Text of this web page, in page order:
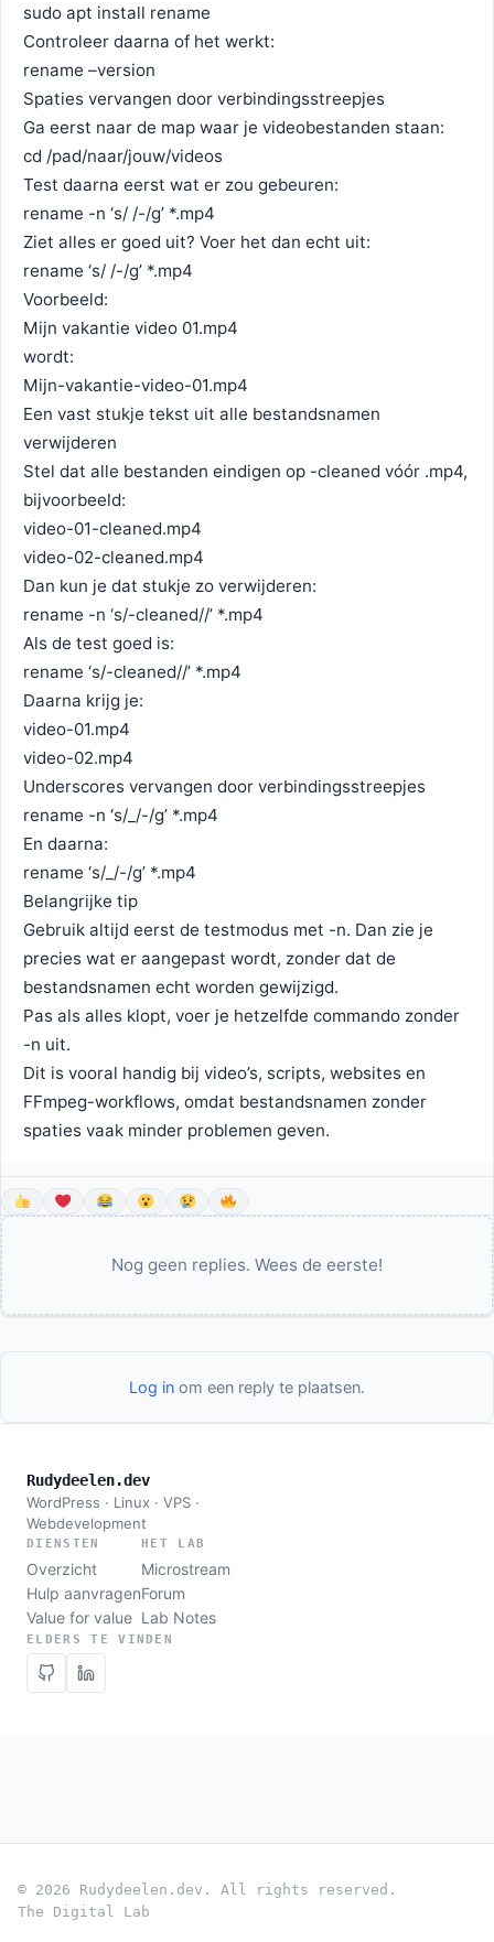
sudo apt install rename
Controleer daarna of het werkt:
rename –version
Spaties vervangen door verbindingsstreepjes
Ga eerst naar de map waar je videobestanden staan:
cd /pad/naar/jouw/videos
Test daarna eerst wat er zou gebeuren:
rename -n ‘s/ /-/g’ *.mp4
Ziet alles er goed uit? Voer het dan echt uit:
rename ‘s/ /-/g’ *.mp4
Voorbeeld:
Mijn vakantie video 01.mp4
wordt:
Mijn-vakantie-video-01.mp4
Een vast stukje tekst uit alle bestandsnamen
verwijderen
Stel dat alle bestanden eindigen op -cleaned vóór .mp4,
bijvoorbeeld:
video-01-cleaned.mp4
video-02-cleaned.mp4
Dan kun je dat stukje zo verwijderen:
rename -n ‘s/-cleaned//’ *.mp4
Als de test goed is:
rename ‘s/-cleaned//’ *.mp4
Daarna krijg je:
video-01.mp4
video-02.mp4
Underscores vervangen door verbindingsstreepjes
rename -n ‘s/_/-/g’ *.mp4
En daarna:
rename ‘s/_/-/g’ *.mp4
Belangrijke tip
Gebruik altijd eerst de testmodus met -n. Dan zie je
precies wat er aangepast wordt, zonder dat de
bestandsnamen echt worden gewijzigd.
Pas als alles klopt, voer je hetzelfde commando zonder
-n uit.
Dit is vooral handig bij video’s, scripts, websites en
FFmpeg-workflows, omdat bestandsnamen zonder
spaties vaak minder problemen geven.
Nog geen replies. Wees de eerste!
Log in om een reply te plaatsen.
Rudydeelen.dev
WordPress · Linux · VPS ·
Webdevelopment
DIENSTEN
Overzicht
Hulp aanvragen
Value for value
HET LAB
Microstream
Forum
Lab Notes
ELDERS TE VINDEN
© 2026 Rudydeelen.dev. All rights reserved.
The Digital Lab